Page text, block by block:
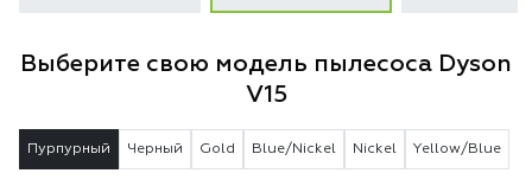
Выберите свою модель пылесоса Dyson
V15
Пурпурный Черный Gold Blue/Nickel Nickel Yellow/Blue